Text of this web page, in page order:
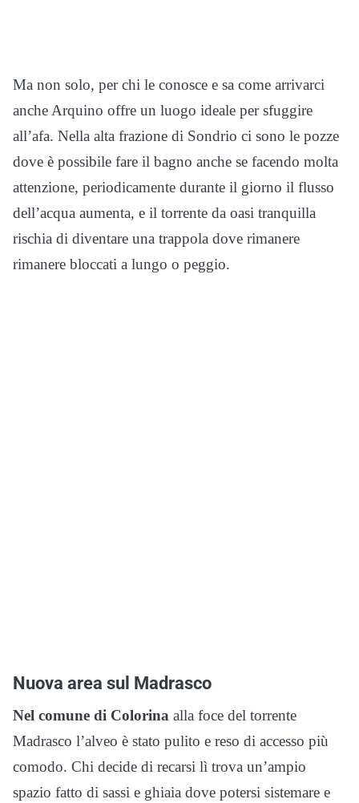
Ma non solo, per chi le conosce e sa come arrivarci
anche Arquino offre un luogo ideale per sfuggire
all’afa. Nella alta frazione di Sondrio ci sono le pozze
dove è possibile fare il bagno anche se facendo molta
attenzione, periodicamente durante il giorno il flusso
dell’acqua aumenta, e il torrente da oasi tranquilla
rischia di diventare una trappola dove rimanere
rimanere bloccati a lungo o peggio.
Nuova area sul Madrasco
Nel comune di Colorina alla foce del torrente
Madrasco l’alveo è stato pulito e reso di accesso più
comodo. Chi decide di recarsi lì trova un’ampio
spazio fatto di sassi e ghiaia dove potersi sistemare e